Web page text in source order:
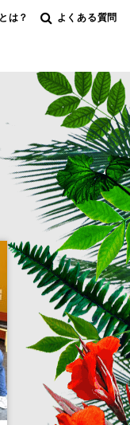
は？ よくある質問